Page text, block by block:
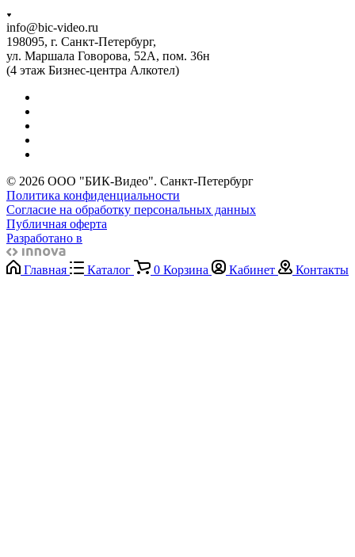
info@bic-video.ru
198095, г. Санкт-Петербург,
ул. Маршала Говорова, 52А, пом. 36н
(4 этаж Бизнес-центра Алкотел)
© 2026 ООО "БИК-Видео". Санкт-Петербург
Политика конфиденциальности
Согласие на обработку персональных данных
Публичная оферта
Разработано в
Главная Каталог 0 Корзина Кабинет Контакты